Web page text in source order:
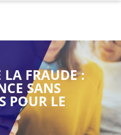
LA FRAUDE :
SANS
POUR LE